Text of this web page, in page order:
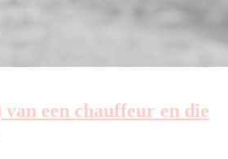
een chauffeur en die